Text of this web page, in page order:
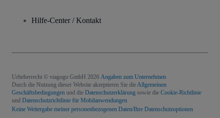
Hilfe-Center / Kontakt
Urheberrecht © viagogo GmbH 2026 Angaben zum Unternehmen
Durch die Nutzung dieser Website akzeptieren Sie die Allgemeinen
Geschäftsbedingungen und die Datenschutzerklärung sowie die Cookie-Richtlinie
und Datenschutzrichtlinie für Mobilanwendungen
Keine Weitergabe meiner personenbezogenen Daten/Ihre Datenschutzoptionen